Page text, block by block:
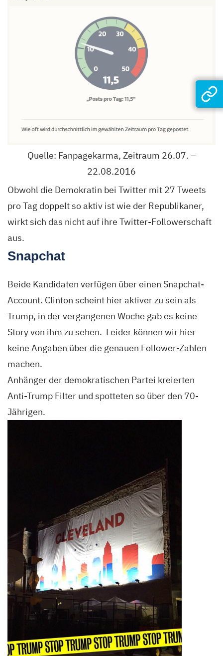
Quelle: Fanpagekarma, Zeitraum 26.07. –
22.08.2016
Obwohl die Demokratin bei Twitter mit 27 Tweets
pro Tag doppelt so aktiv ist wie der Republikaner,
wirkt sich das nicht auf ihre Twitter-Followerschaft
aus.
Snapchat
Beide Kandidaten verfügen über einen Snapchat-
Account. Clinton scheint hier aktiver zu sein als
Trump, in der vergangenen Woche gab es keine
Story von ihm zu sehen. Leider können wir hier
keine Angaben über die genauen Follower-Zahlen
machen.
Anhänger der demokratischen Partei kreierten
Anti-Trump Filter und spotteten so über den 70-
Jährigen.